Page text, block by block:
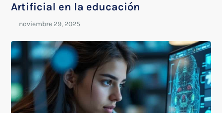
Artificial en la educación